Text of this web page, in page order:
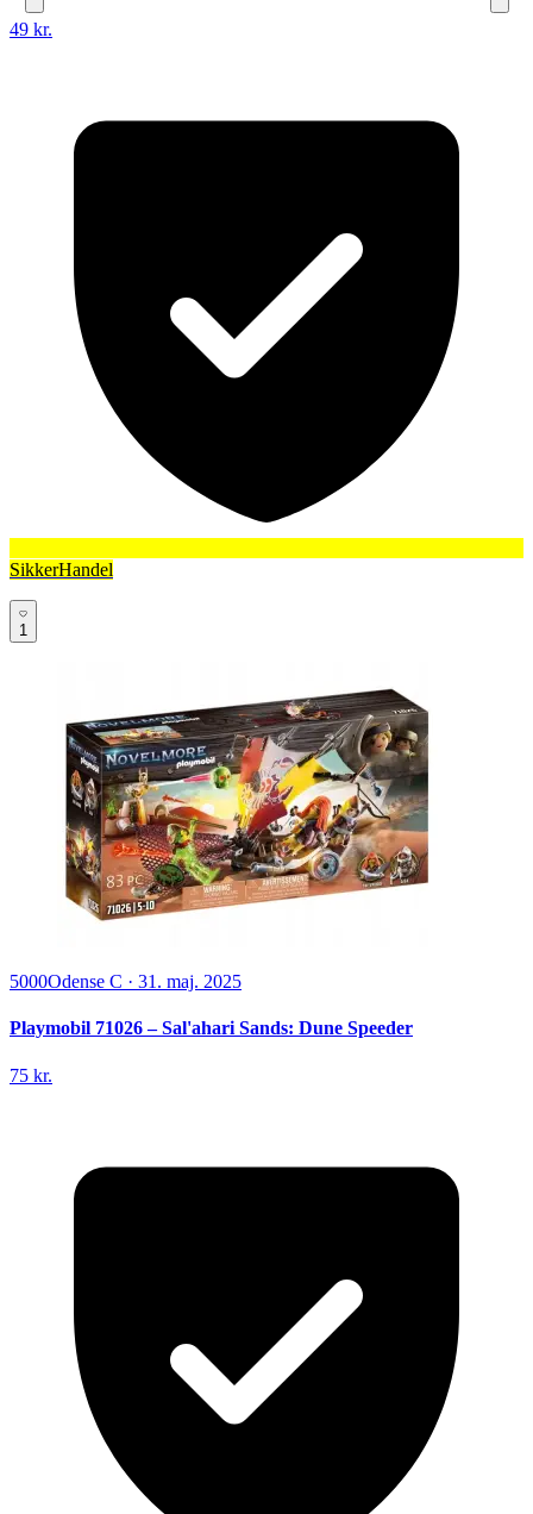
49 kr.
SikkerHandel
1
5000Odense C · 31. maj. 2025
Playmobil 71026 – Sal'ahari Sands: Dune Speeder
75 kr.